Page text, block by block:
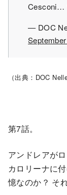
Cesconi…
— DOC
（出典：DOC
第7話。
アンドレアが
カロリーナに
憶なのか？ そ